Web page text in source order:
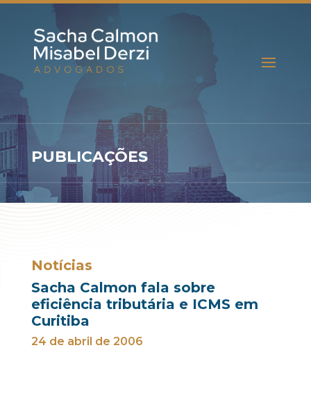
PUBLICAÇÕES
Notícias
Sacha Calmon fala sobre
eficiência tributária e ICMS em
Curitiba
24 de abril de 2006